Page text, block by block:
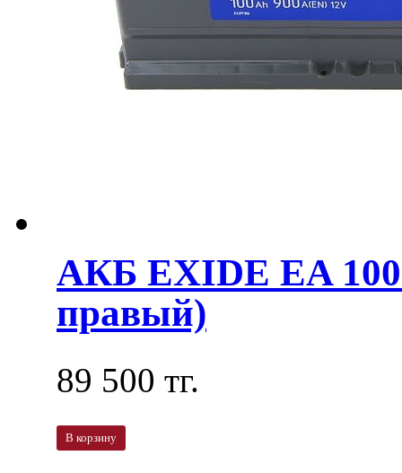
АКБ EXIDE EA
правый)
89 500 тг.
В корзину